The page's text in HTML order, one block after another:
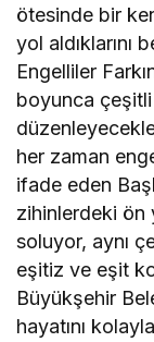
ötesinde bir
yol aldıklarını
Engelliler
boyunca
her zaman
ifade eden
zihinlerdeki ön
soluyor, aynı
eşitiz ve eşit
Büyükşehir
hayatını